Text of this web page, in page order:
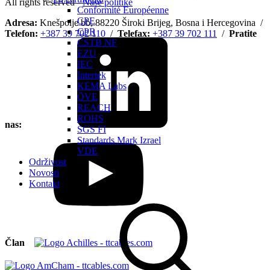
Conformité Européenne
CPE
CPR
CSTB NF
EZU
IEC
Intertek
KEMA Labs
ÖVE
REACH
ROHS
SGS FI
Standards Mark Izrael
VDE
Održivost
Novosti
Kontakt
All rights reserved -Naše politike
Adresa: Knešpolje bb, 88220 Široki Brijeg, Bosna i Hercegovina /
Telefon: +387 39 702 110 / Telefax: +387 39 702 111 / Pratite
nas:
Član